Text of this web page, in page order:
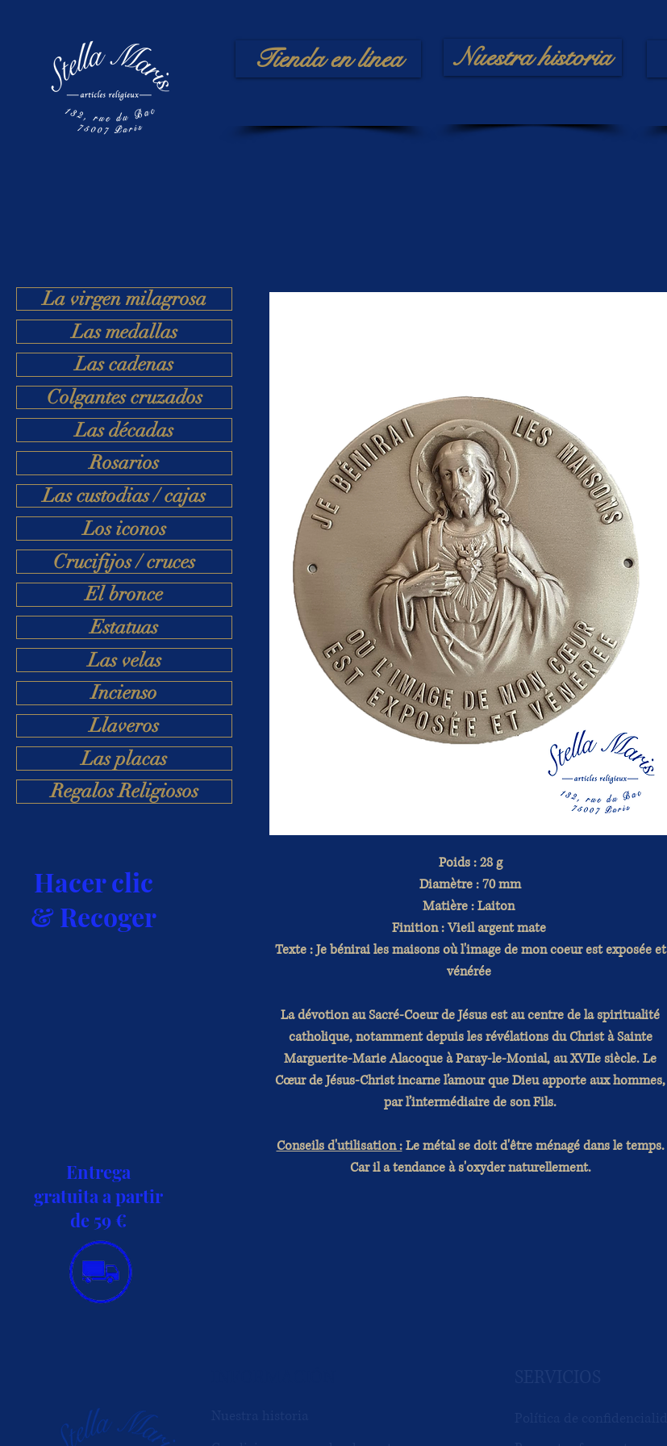
Tienda en línea Nuestra historia
La virgen milagrosa
Las medallas
Las cadenas
Colgantes cruzados
Las décadas
Rosarios
Las custodias / cajas
Los iconos
Crucifijos / cruces
El bronce
Estatuas
Las velas
Incienso
Llaveros
Las placas
Regalos Religiosos
Hacer clic
& Recoger
Entrega
gratuita a partir
de 59 €
Poids : 28 g
Diamètre : 70 mm
Matière : Laiton
Finition : Vieil argent mate
Texte : Je bénirai les maisons où l'image de mon coeur est exposée et
vénérée
La dévotion au Sacré-Coeur de Jésus est au centre de la spiritualité
catholique, notamment depuis les révélations du Christ à Sainte
Marguerite-Marie Alacoque à Paray-le-Monial, au XVIIe siècle. Le
Cœur de Jésus-Christ incarne l’amour que Dieu apporte aux hommes,
par l’intermédiaire de son Fils.
Conseils d'utilisation :Le métal se doit d'être ménagé dans le temps.
Car il a tendance à s'oxyder naturellement.